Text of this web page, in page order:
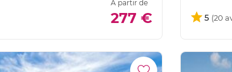
À partir de
277 € 5